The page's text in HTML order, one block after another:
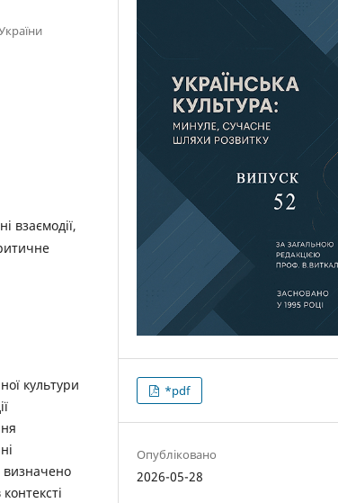
взаємодії,
культури
визначено
*pdf
Опубліковано
2026-05-28